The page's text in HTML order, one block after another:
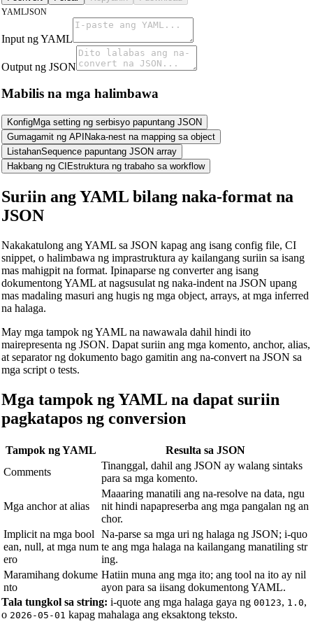
🔗Related Tools
📐Unit Converters
🔧 TOOLS
Length Converter
Tagapagsalin ng Timbang
Tagapagsalin ng Temperatura
Tagapagsalin ng Tuyong Dami
Tagapagsalin ng Lawak
Tagapagsalin ng Enerhiya
Tagapagsalin ng Imbakan ng Data
Tagapagsalin ng Konsumo ng Panggatong
Tagapagsalin ng Kapangyarihan
Tagapagsalin ng Presyon
Tagapagsalin ng Bilis
Tagapagsalin ng Oras
Binary/Hex/Decimal Converter
YAMLJSON
Input ng YAML
Output ng JSON
Mabilis na mga halimbawa
KonfigMga setting ng serbisyo papuntang JSON
Gumagamit ng API Naka-nest na mapping sa object
ListahanSequence papuntang JSON array
Hakbang ng CI Estruktura ng trabaho sa workflow
Suriin ang YAML bilang naka-format na
JSON
Nakakatulong ang YAML sa JSON kapag ang isang config file, CI
snippet, o halimbawa ng imprastruktura ay kailangang suriin sa isang
mas mahigpit na format. Ipinaparse ng converter ang isang
dokumentong YAML at nagsusulat ng naka-indent na JSON upang
mas madaling masuri ang hugis ng mga object, arrays, at mga inferred
na halaga.
May mga tampok ng YAML na nawawala dahil hindi ito
mairepresenta ng JSON. Dapat suriin ang mga komento, anchor, alias,
at separator ng dokumento bago gamitin ang na-convert na JSON sa
mga script o tests.
Mga tampok ng YAML na dapat suriin
pagkatapos ng conversion
Tampok ng YAML
Resulta sa JSON
Comments
Tinanggal, dahil ang JSON ay walang sintaks
para sa mga komento.
Mga anchor at alias
Maaaring manatili ang na-resolve na data, ngu
nit hindi napapreserba ang mga pangalan ng an
chor.
Implicit na mga bool
ean, null, at mga num
ero
Na-parse sa mga uri ng halaga ng JSON; i-quo
te ang mga halaga na kailangang manatiling str
ing.
Maramihang dokume
nto
Hatiin muna ang mga ito; ang tool na ito ay nil
ayon para sa iisang dokumentong YAML.
Tala tungkol sa string: i-quote ang mga halaga gaya ng 00123, 1.0,
o 2026-05-01 kapag mahalaga ang eksaktong teksto.